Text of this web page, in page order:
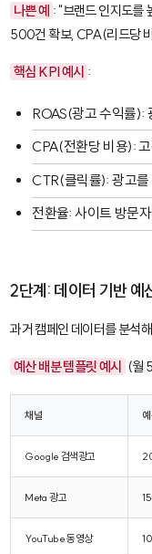
나쁜 예 : "브랜드 인지도를
500건 확보, CPA(리드당
핵심 KPI 예시 :
ROAS(광고 수익률):
CPA(전환당 비용):
CTR(클릭률): 광고
전환율: 사이트 방문
2단계: 데이터 기반 예
과거 캠페인 데이터를 분석해
예산 배분 템플릿 예시 (월
채널
Google 검색광고
Meta 광고
YouTube 동영상